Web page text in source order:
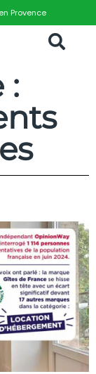
Provence
: